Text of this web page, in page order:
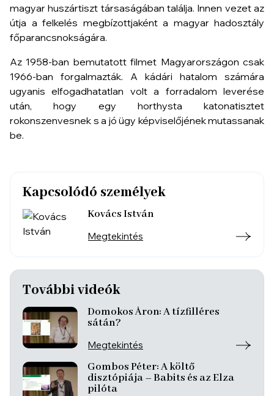
magyar huszártiszt társaságában találja. Innen vezet az
útja a felkelés megbízottjaként a magyar hadosztály
főparancsnokságára.
Az 1958-ban bemutatott filmet Magyarországon csak
1966-ban forgalmazták. A kádári hatalom számára
ugyanis elfogadhatatlan volt a forradalom leverése
után, hogy egy horthysta katonatisztet
rokonszenvesnek s a jó ügy képviselőjének mutassanak
be.
Kapcsolódó személyek
Kovács István
Megtekintés
További videók
Domokos Áron: A tízfilléres
sátán?
Megtekintés
Gombos Péter: A költő
disztópiája – Babits és az Elza
pilóta